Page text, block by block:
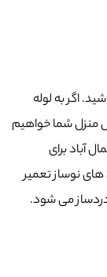
اگر به لوله
منزل شما خواهیم
آباد برای
نوساز تعمیر
می شود.